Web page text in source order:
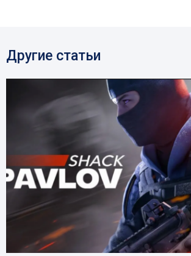
Другие статьи